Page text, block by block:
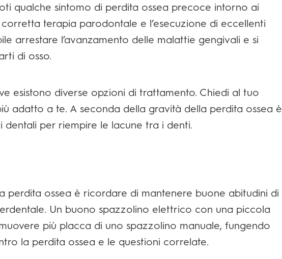
qualche sintomo di perdita ossea precoce intorno ai
terapia parodontale e l’esecuzione di eccellenti
arrestare l’avanzamento delle malattie gengivali e si
di osso.
esistono diverse opzioni di trattamento. Chiedi al tuo
adatto a te. A seconda della gravità della perdita ossea è
dentali per riempire le lacune tra i denti.
perdita ossea è ricordare di mantenere buone abitudini di
Un buono spazzolino elettrico con una piccola
più placca di uno spazzolino manuale, fungendo
la perdita ossea e le questioni correlate.